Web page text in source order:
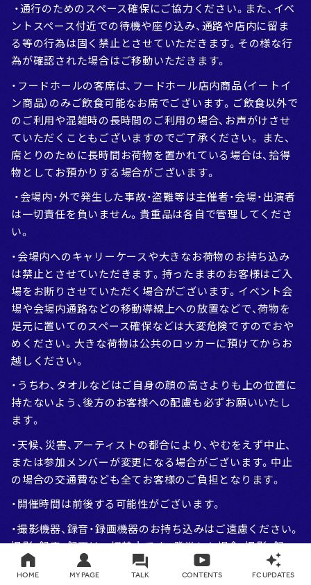
HOME MY PAGE TALK CONTENTS FC UPDATES
・通行のためのスペース確保にご協力ください。また、イベ
ントスペース付近での待機や座り込み、通路や店内に留ま
る等の行為は固く禁止とさせていただきます。その様な行
為が確認された場合はご移動いただきます。
・フードホールの客席は、フードホール店内商品（イートイ
ン商品）のみご飲食可能なお席でございます。ご飲食以外で
のご利用や混雑時の長時間のご利用の場合、お声がけさせ
ていただくこともございますのでご了承ください。 また、
席とりのために長時間お荷物を置かれている場合は、拾得
物としてお預かりする場合がございます。
・会場内・外で発生した事故・盗難等は主催者・会場・出演者
は一切責任を負いません。貴重品は各自で管理してくださ
い。
・会場内へのキャリーケースや大きなお荷物のお持ち込み
は禁止とさせていただきます。持ったままのお客様はご入
場をお断りさせていただく場合がございます。イベント会
場や会場内通路などの移動導線上への放置などで、荷物を
足元に置いてのスペース確保などは大変危険ですのでおや
めください。大きな荷物は公共のロッカーに預けてからお
越しください。
・うちわ、タオルなどはご自身の顔の高さよりも上の位置に
持たないよう、後方のお客様への配慮も必ずお願いいたし
ます。
・天候、災害、アーティストの都合により、やむをえず中止、
または参加メンバーが変更になる場合がございます。中止
の場合の交通費なども全てお客様のご負担となります。
・開催時間は前後する可能性がございます。
・撮影機器、録音・録画機器のお持ち込みはご遠慮ください。
撮影・録音・録画は一切禁止です。発覚した場合、撮影・録
音・録画したデータを全て削除していただき、そのイベント
はもちろん今後一切当イベント会場への入場を禁止させて